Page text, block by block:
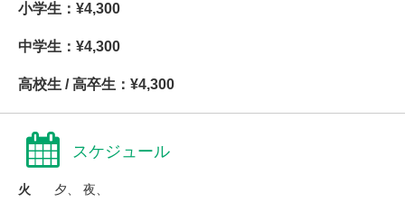
小学生：¥4,300
中学生：¥4,300
高校生 / 高卒生：¥4,300
スケジュール
火
夕、 夜、